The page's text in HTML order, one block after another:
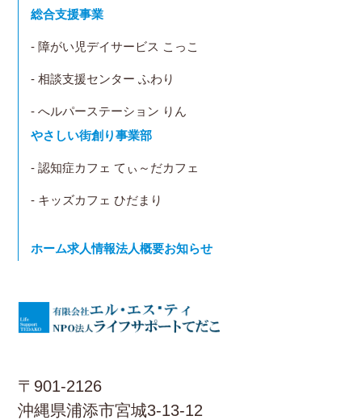
〒901-2126
沖縄県浦添市宮城3-13-12
総合支援事業
- 障がい児デイサービス こっこ
- 相談支援センター ふわり
- へルパーステーション りん
やさしい街創り事業部
- 認知症カフェ てぃ～だカフェ
- キッズカフェ ひだまり
ホーム求人情報法人概要お知らせ